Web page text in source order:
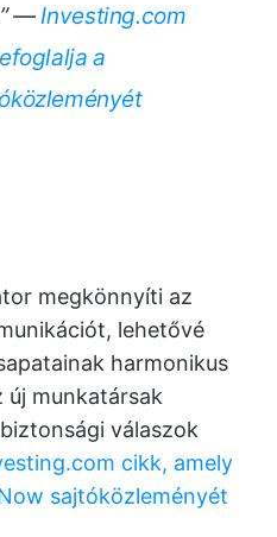
—Investing.com
a
megkönnyíti az
lehetővé
harmonikus
új munkatársak
válaszok
cikk, amely
sajtóközleményét